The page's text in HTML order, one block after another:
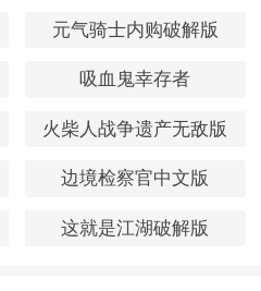
元气骑士内购破解版
吸血鬼幸存者
火柴人战争遗产无敌版
边境检察官中文版
这就是江湖破解版